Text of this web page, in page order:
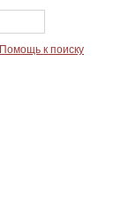
Помощь к поиску